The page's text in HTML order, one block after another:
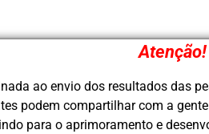
Atenção!
ao envio dos resultados das
podem compartilhar com a
para o aprimoramento e